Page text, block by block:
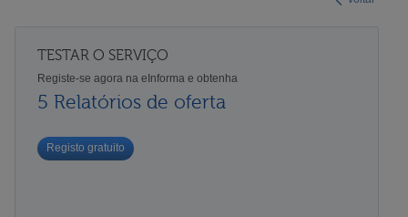
TESTAR O SERVIÇO
Registe-se agora na eInforma e obtenha
5 Relatórios de oferta
Registo gratuito